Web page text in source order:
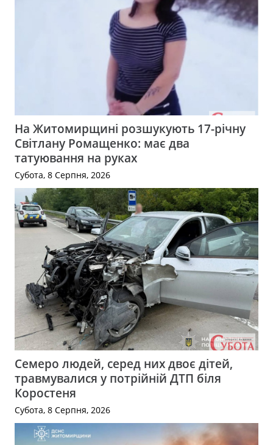
На Житомирщині розшукують 17-річну
Світлану Ромащенко: має два
татуювання на руках
Субота, 8 Серпня, 2026
Семеро людей, серед них двоє дітей,
травмувалися у потрійній ДТП біля
Коростеня
Субота, 8 Серпня, 2026